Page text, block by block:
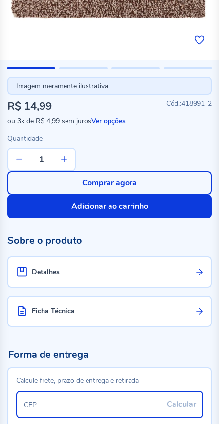
Imagem meramente ilustrativa
418991-2
R$ 14,99
ou 3x de R$ 4,99 sem jurosVer opções
Quantidade
Adicionar ao carrinho
Comprar agora
Sobre o produto
Detalhes
Ficha Técnica
Forma de entrega
Calcule frete, prazo de entrega e retirada
Calcular
CEP